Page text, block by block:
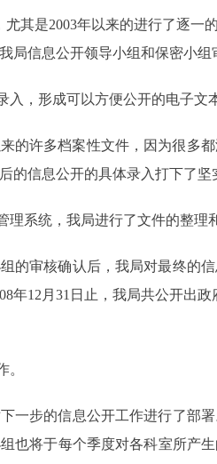
尤其是2003年以来的进行了逐
局信息公开领导小组和保密小组
，形成可以方便公开的电子文
的许多档案性文件，因为很多
的信息公开的具体录入打下了坚
系统，我局进行了文件的整理
的审核确认后，我局对最终的
年12月31日止，我局共公开出
。
一步的信息公开工作进行了部
也将于每个季度对各科室所产